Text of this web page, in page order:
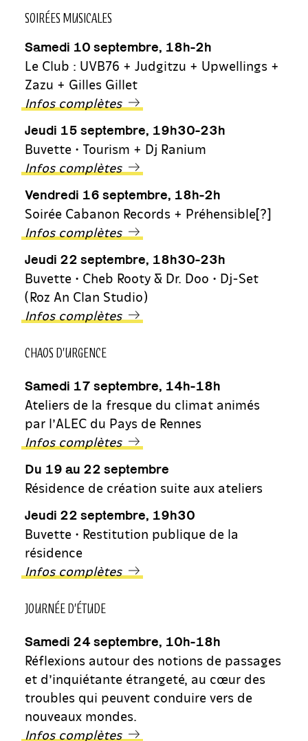
SOIRÉES MUSICALES
Samedi 10 septembre, 18h-2h
Le Club : UVB76 + Judgitzu + Upwellings +
Zazu + Gilles Gillet
Infos complètes
Jeudi 15 septembre, 19h30-23h
Buvette • Tourism + Dj Ranium
Infos complètes
Vendredi 16 septembre, 18h-2h
Soirée Cabanon Records + Préhensible[?]
Infos complètes
Jeudi 22 septembre, 18h30-23h
Buvette • Cheb Rooty & Dr. Doo • Dj-Set
(Roz An Clan Studio)
Infos complètes
CHAOS D’URGENCE
Samedi 17 septembre, 14h-18h
Ateliers de la fresque du climat animés
par l’ALEC du Pays de Rennes
Infos complètes
Du 19 au 22 septembre
Résidence de création suite aux ateliers
Jeudi 22 septembre, 19h30
Buvette • Restitution publique de la
résidence
Infos complètes
JOURNÉE D’ÉTUDE
Samedi 24 septembre, 10h-18h
Réflexions autour des notions de passages
et d’inquiétante étrangeté, au cœur des
troubles qui peuvent conduire vers de
nouveaux mondes.
Infos complètes